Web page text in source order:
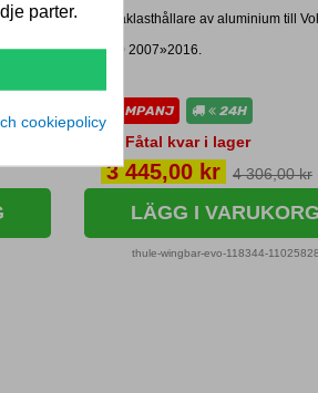
2 Taklasthållare av aluminium till
V70 2007»2016.
KAMPANJ 24H
Fåtal kvar i lager
Pris
3 445,00 kr 4 306,00 kr
LÄGG I VARUKORG
thule-wingbar-evo-118344-11025828
parter.
cookiepolicy